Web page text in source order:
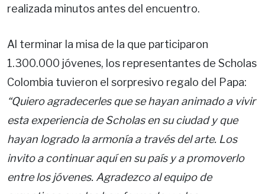
realizada minutos antes del encuentro.
Al terminar la misa de la que participaron
1.300.000 jóvenes, los representantes de Scholas
Colombia tuvieron el sorpresivo regalo del Papa:
“Quiero agradecerles que se hayan animado a vivir
esta experiencia de Scholas en su ciudad y que
hayan logrado la armonía a través del arte. Los
invito a continuar aquí en su país y a promoverlo
entre los jóvenes. Agradezco al equipo de